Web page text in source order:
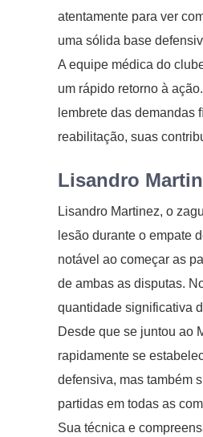
atentamente para ver
uma sólida base
A equipe médica do
um rápido retorno à
lembrete das demandas
reabilitação, suas
Lisandro
Lisandro Martinez, o
lesão durante o empate
notável ao começar as
de ambas as disputas.
quantidade significativa
Desde que se juntou ao
rapidamente se
defensiva, mas também
partidas em todas as
Sua técnica e